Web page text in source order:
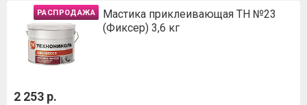
РАСПРОДАЖА
Мастика приклеивающая ТН №23
(Фиксер) 3,6 кг
2 253 р.